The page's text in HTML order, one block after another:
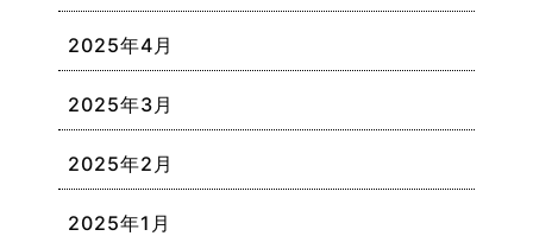
2025年4月
2025年3月
2025年2月
2025年1月